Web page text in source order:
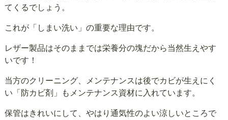
てくるでしょう。
これが「しまい洗い」の重要な理由です。
レザー製品はそのままでは栄養分の塊だから当然生えやす
いです！
当方のクリーニング、メンテナンスは後でカビが生えにく
い「防カビ剤」もメンテナンス資材に入れています。
保管はきれいにして、やはり通気性のよい涼しいところで